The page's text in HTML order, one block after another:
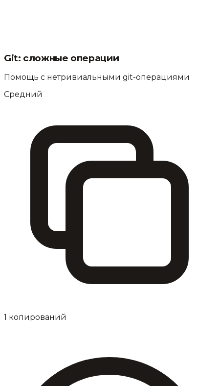
Git: сложные операции
Помощь с нетривиальными git-операциями
Средний
1 копирований